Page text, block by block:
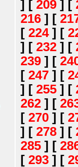
] [ 209 ] [
216 ] [
[ 224] [
] [ 232 ] [
239 ] [
[ 247 ] [
] [ 255 ] [
262 ] [
[ 270 ] [
] [ 278 ] [
285 ] [
[ 293 ] [